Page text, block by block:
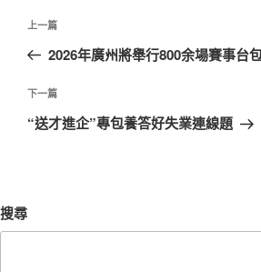
文
導
覽
上
一
文
章
上一篇
2026年廣州將舉行800余場賽事台
下
一
下一篇
“送才進企”專包養答好失業連線題
搜尋